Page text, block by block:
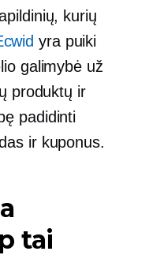
kurių
yra puiki
galimybė už
produktų ir
padidinti
ir kuponus.
tai